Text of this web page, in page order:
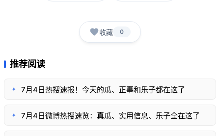
收藏 0
推荐阅读
✦ 7月4日热搜速报！今天的瓜、正事和乐子都在这了
✦ 7月4日微博热搜速览：真瓜、实用信息、乐子全在这了